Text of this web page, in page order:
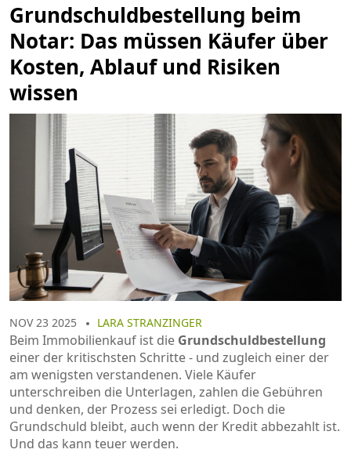
Grundschuldbestellung beim
Notar: Das müssen Käufer über
Kosten, Ablauf und Risiken
wissen
NOV 23 2025 LARA STRANZINGER
Beim Immobilienkauf ist die Grundschuldbestellung
einer der kritischsten Schritte - und zugleich einer der
am wenigsten verstandenen. Viele Käufer
unterschreiben die Unterlagen, zahlen die Gebühren
und denken, der Prozess sei erledigt. Doch die
Grundschuld bleibt, auch wenn der Kredit abbezahlt ist.
Und das kann teuer werden.